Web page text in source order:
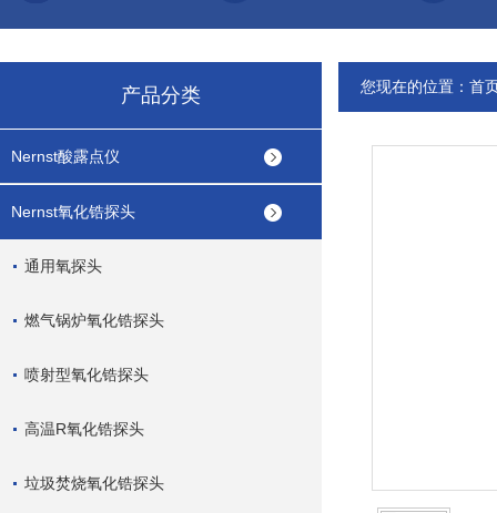
产品分类
Nernst酸露点仪
Nernst氧化锆探头
通用氧探头
燃气锅炉氧化锆探头
喷射型氧化锆探头
高温R氧化锆探头
垃圾焚烧氧化锆探头
您现在的位置： 首